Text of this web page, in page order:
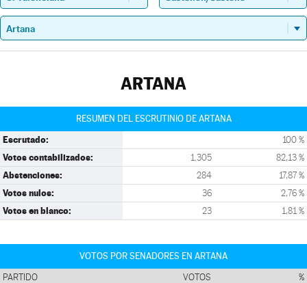
ARTANA
RESUMEN DEL ESCRUTINIO DE ARTANA
Escrutado: 100 %
Votos contabilizados: 1.305 82,13 %
Abstenciones: 284 17,87 %
Votos nulos: 36 2,76 %
Votos en blanco: 23 1,81 %
VOTOS POR SENADORES EN ARTANA
PARTIDO VOTOS %